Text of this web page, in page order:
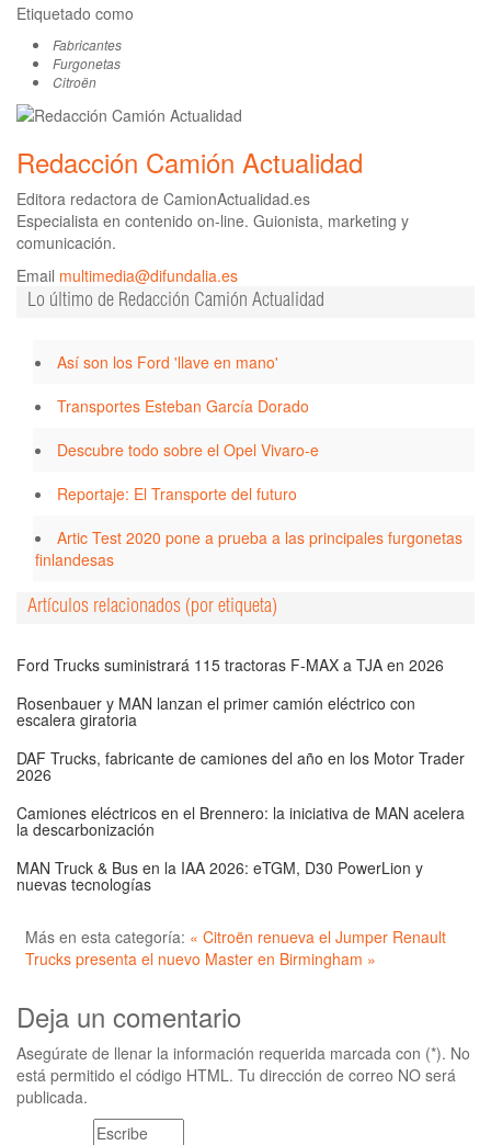
Etiquetado como
Fabricantes
Furgonetas
Citroën
Redacción Camión Actualidad
Editora redactora de CamionActualidad.es
Especialista en contenido on-line. Guionista, marketing y
comunicación.
Email multimedia@difundalia.es
Lo último de Redacción Camión Actualidad
Así son los Ford 'llave en mano'
Transportes Esteban García Dorado
Descubre todo sobre el Opel Vivaro-e
Reportaje: El Transporte del futuro
Artic Test 2020 pone a prueba a las principales furgonetas
finlandesas
Artículos relacionados (por etiqueta)
Ford Trucks suministrará 115 tractoras F-MAX a TJA en 2026
Rosenbauer y MAN lanzan el primer camión eléctrico con
escalera giratoria
DAF Trucks, fabricante de camiones del año en los Motor Trader
2026
Camiones eléctricos en el Brennero: la iniciativa de MAN acelera
la descarbonización
MAN Truck & Bus en la IAA 2026: eTGM, D30 PowerLion y
nuevas tecnologías
Más en esta categoría: « Citroën renueva el Jumper Renault
Trucks presenta el nuevo Master en Birmingham »
Deja un comentario
Asegúrate de llenar la información requerida marcada con (*). No
está permitido el código HTML. Tu dirección de correo NO será
publicada.